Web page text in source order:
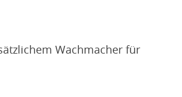
Wachmacher für